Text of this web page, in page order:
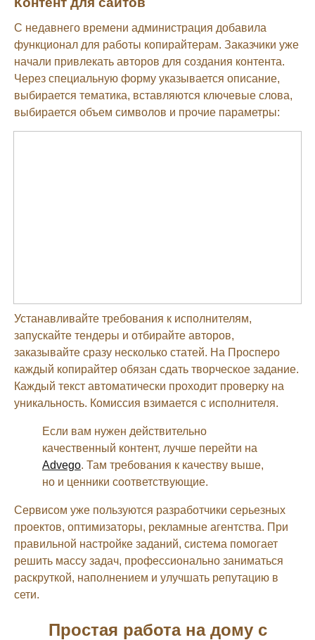
С недавнего времени администрация добавила
функционал для работы копирайтерам. Заказчики уже
начали привлекать авторов для создания контента.
Через специальную форму указывается описание,
выбирается тематика, вставляются ключевые слова,
выбирается объем символов и прочие параметры:
Устанавливайте требования к исполнителям,
запускайте тендеры и отбирайте авторов,
заказывайте сразу несколько статей. На Просперо
каждый копирайтер обязан сдать творческое задание.
Каждый текст автоматически проходит проверку на
уникальность. Комиссия взимается с исполнителя.
Если вам нужен действительно
качественный контент, лучше перейти на
Advego. Там требования к качеству выше,
но и ценники соответствующие.
Сервисом уже пользуются разработчики серьезных
проектов, оптимизаторы, рекламные агентства. При
правильной настройке заданий, система помогает
решить массу задач, профессионально заниматься
раскруткой, наполнением и улучшать репутацию в
сети.
Простая работа на дому с